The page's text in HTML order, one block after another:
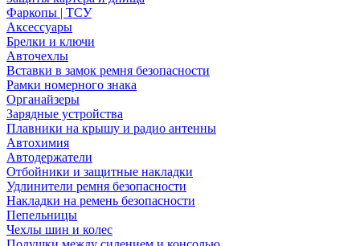
Фаркопы | ТСУ
Аксессуары
Брелки и ключи
Авточехлы
Вставки в замок ремня безопасности
Рамки номерного знака
Органайзеры
Зарядные устройства
Плавники на крышу и радио антенны
Автохимия
Автодержатели
Отбойники и защитные накладки
Удлинители ремня безопасности
Накладки на ремень безопасности
Пепельницы
Чехлы шин и колес